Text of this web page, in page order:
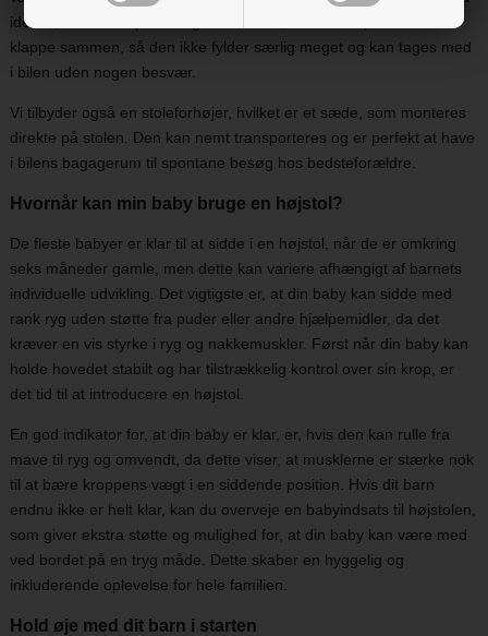
ideelle, hvis I skal på besøg hos venner, da de netop er nem at
klappe sammen, så den ikke fylder særlig meget og kan tages med
i bilen uden nogen besvær.
Vi tilbyder også en stoleforhøjer, hvilket er et sæde, som monteres
direkte på stolen. Den kan nemt transporteres og er perfekt at have
i bilens bagagerum til spontane besøg hos bedsteforældre.
Hvornår kan min baby bruge en højstol?
De fleste babyer er klar til at sidde i en højstol, når de er omkring
seks måneder gamle, men dette kan variere afhængigt af barnets
individuelle udvikling. Det vigtigste er, at din baby kan sidde med
rank ryg uden støtte fra puder eller andre hjælpemidler, da det
kræver en vis styrke i ryg og nakkemuskler. Først når din baby kan
holde hovedet stabilt og har tilstrækkelig kontrol over sin krop, er
det tid til at introducere en højstol.
En god indikator for, at din baby er klar, er, hvis den kan rulle fra
mave til ryg og omvendt, da dette viser, at musklerne er stærke nok
til at bære kroppens vægt i en siddende position. Hvis dit barn
endnu ikke er helt klar, kan du overveje en babyindsats til højstolen,
som giver ekstra støtte og mulighed for, at din baby kan være med
ved bordet på en tryg måde. Dette skaber en hyggelig og
inkluderende oplevelse for hele familien.
Hold øje med dit barn i starten